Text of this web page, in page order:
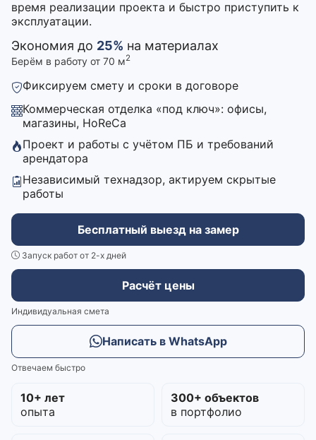
время реализации проекта и быстро приступить к
эксплуатации.
Экономия до 25% на материалах
Берём в работу от 70 м2
Фиксируем смету и сроки в договоре
Коммерческая отделка «под ключ»: офисы,
магазины, HoReCa
Проект и работы с учётом ПБ и требований
арендатора
Независимый технадзор, актируем скрытые
работы
Бесплатный выезд на замер
Запуск работ от 2-х дней
Расчёт цены
Индивидуальная смета
Написать в WhatsApp
Отвечаем быстро
10+ лет
опыта
300+ объектов
в портфолио